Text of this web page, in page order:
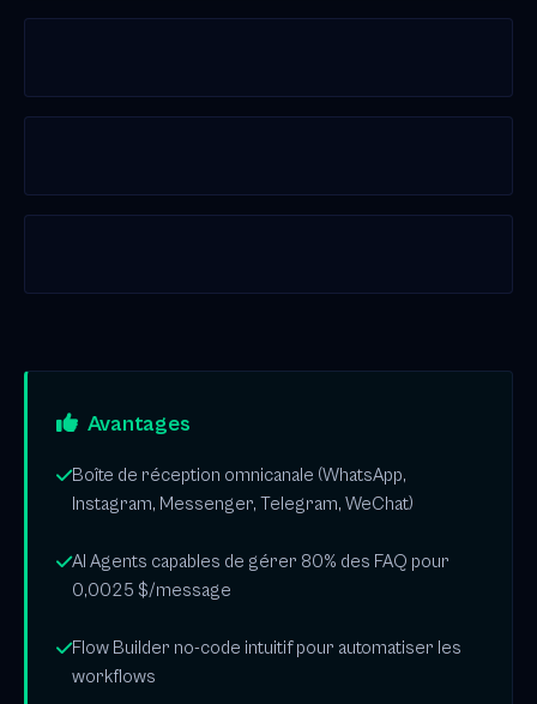
Avantages
Boîte de réception omnicanale (WhatsApp,
Instagram, Messenger, Telegram, WeChat)
AI Agents capables de gérer 80% des FAQ pour
0,0025 $/message
Flow Builder no-code intuitif pour automatiser les
workflows